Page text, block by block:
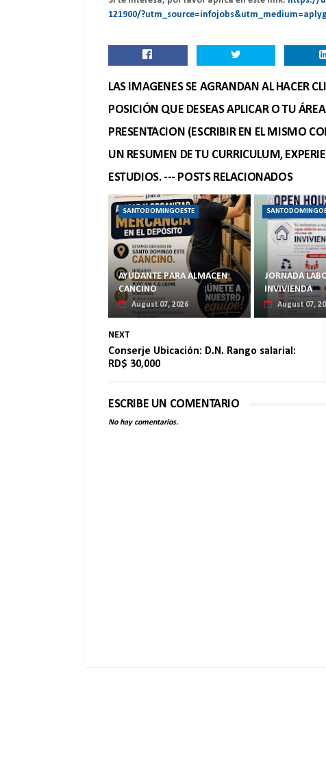
121900/
LAS IMAGENES SE AGRANDAN AL HACER
POSICIÓN QUE DESEAS APLICAR O TU
PRESENTACION (ESCRIBIR EN EL MISMO
UN RESUMEN DE TU CURRICULUM,
ESTUDIOS. --- POSTS RELACIONADOS
SANTODOMINGOESTE
AYUDANTE PARA ALMACEN
CANCINO
August 07, 2026
JORNADA
INVIVIENDA
August 07,
NEXT
Conserje Ubicación: D.N. Rango salarial:
RD$ 30,000
ESCRIBE UN COMENTARIO
No hay comentarios.